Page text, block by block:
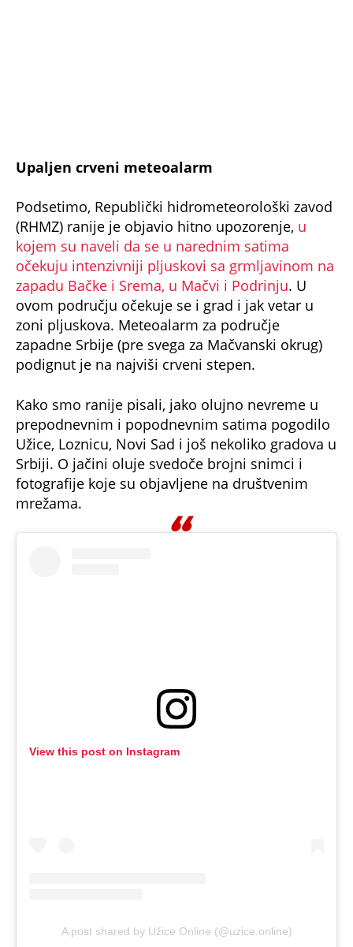
(RHMZ) ranije je objavio hitno upozorenje,u
kojem su naveli da se u narednim satima
očekuju intenzivniji pljuskovi sa grmljavinom na
zapadu Bačke i Srema, u Mačvi i Podrinju. U
ovom području očekuje se i grad i jak vetar u
zoni pljuskova. Meteoalarm za područje
zapadne Srbije (pre svega za Mačvanski okrug)
podignut je na najviši crveni stepen.
prepodnevnim i popodnevnim satima pogodilo
Užice, Loznicu, Novi Sad i još nekoliko gradova u
Srbiji. O jačini oluje svedoče brojni snimci i
fotografije koje su objavljene na društvenim
mrežama.